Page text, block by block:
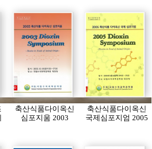
축산식품다이옥신
심포지움 2003
축산식품다이옥신
국제심포지엄 2005